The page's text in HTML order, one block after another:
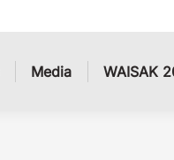
Media WAISAK